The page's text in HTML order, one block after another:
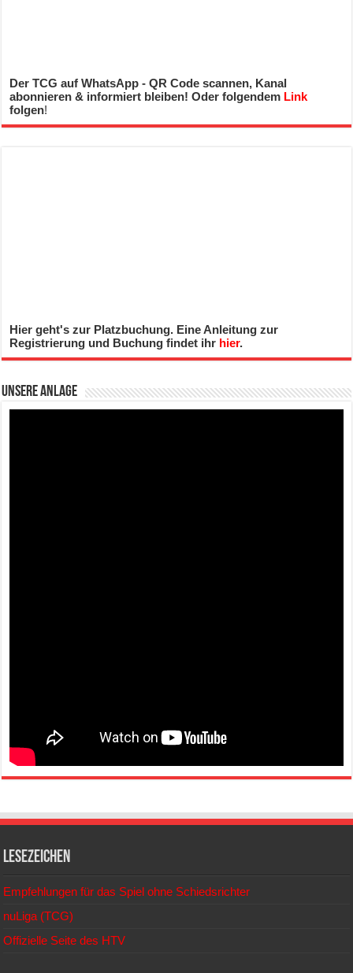
Der TCG auf WhatsApp - QR Code scannen, Kanal
abonnieren & informiert bleiben! Oder folgendem Link
folgen!
Hier geht's zur Platzbuchung. Eine Anleitung zur
Registrierung und Buchung findet ihr hier.
Unsere Anlage
Lesezeichen
Empfehlungen für das Spiel ohne Schiedsrichter
nuLiga (TCG)
Offizielle Seite des HTV